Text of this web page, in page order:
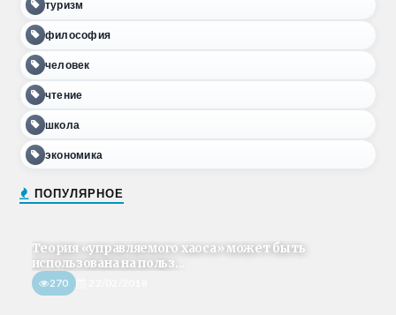
туризм
философия
человек
чтение
школа
экономика
ПОПУЛЯРНОЕ
Теория «управляемого хаоса» может быть
использована на польз...
270